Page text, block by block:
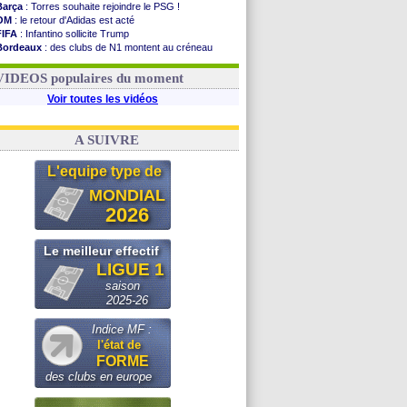
: Torres souhaite rejoindre le PSG !
: le retour d'Adidas est acté
: Infantino sollicite Trump
: des clubs de N1 montent au créneau
: le démenti de Leipzig pour Diomandé
populaires du moment
Voir toutes les vidéos
A SUIVRE
L'equipe type de
MONDIAL
2026
Le meilleur effectif
LIGUE 1
saison
2025-26
Indice MF :
l'état de
FORME
des clubs en europe